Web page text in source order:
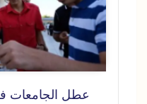
عطل الجامعات في تركيا